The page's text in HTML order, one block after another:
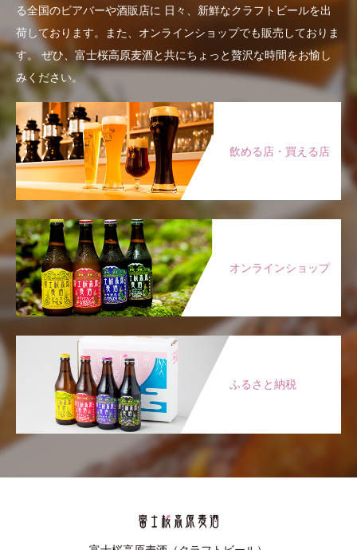
る全国のビアバーや酒販店に 日々、新鮮なクラフトビールを出
荷しております。また、オンラインショップでも販売しておりま
す。ぜひ、富士桜高原麦酒と共にちょっと贅沢な時間をお愉し
みください。
飲める店・買える店
オンラインショップ
ふるさと納税